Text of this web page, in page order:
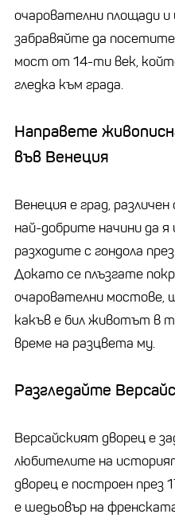
очарователни площади
забравяйте да
мост от 14-ти век,
гледка към града.
Направете
във Венеция
Венеция е град,
най-добрите начини да
разходите с гондола
Докато се плъзгате
очарователни мостове,
какъв е бил животът в
време на разцвета му.
Разгледайте
Версайският дворец е
любителите на
дворец е построен през
е шедьовър на